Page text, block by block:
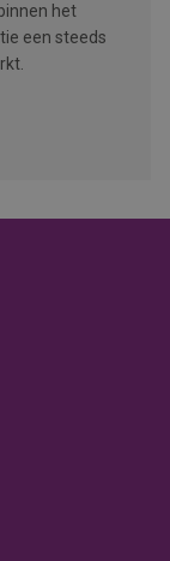
het
een steeds